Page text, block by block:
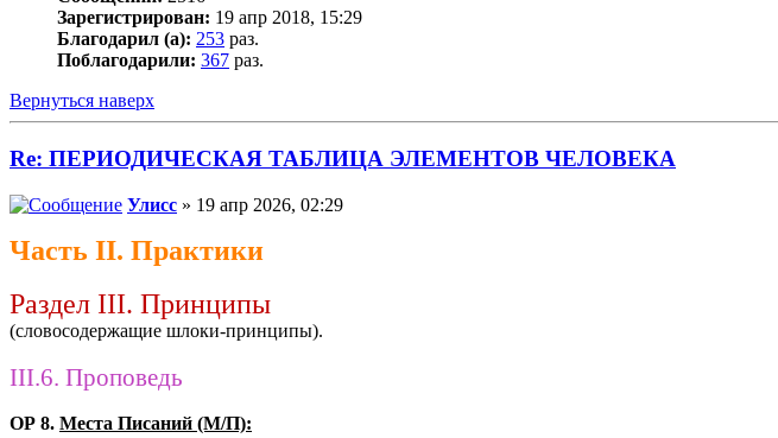
Зарегистрирован: 19 апр 2018, 15:29
Благодарил (а): 253 раз.
Поблагодарили: 367 раз.
Вернуться наверх
Re: ПЕРИОДИЧЕСКАЯ ТАБЛИЦА ЭЛЕМЕНТОВ ЧЕЛОВЕКА
Улисс » 19 апр 2026, 02:29
Часть II. Практики
Раздел III. Принципы
(словосодержащие шлоки-принципы).
III.6. Проповедь
ОР 8. Места Писаний (М/П):